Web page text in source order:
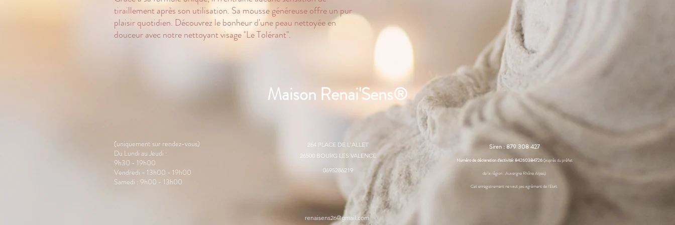
tiraillement après son utilisation. Sa mousse généreuse offre un pur
plaisir quotidien. Découvrez le bonheur d'une peau nettoyée en
douceur avec notre nettoyant visage "Le Tolérant".
Olea Europaea Fruit Oil, Butyrospermum Parkii Butter, Cocos
En français : huile d'olive bio, huile de coco bio, beurre de karité
bio, huile d'amande douce bio, argile blanche.
Maison Renai'Sens®️
(uniquement sur rendez-vous)
Du Lundi au Jeudi :
9h30 - 19h00
Vendredi - 13h00 - 19h00
Samedi : 9h00 - 13h00
264 PLACE DE L'ALLET
26500 BOURG LES VALENCE
0695286219
Siren : 879 308 427
Numéro de déclaration d'activité: 84260384726(auprès du préfet
de la région : Auvergne Rhône Alpes)
Cet enregistrement ne vaut pas agrément de l'Etat.
renaisens26@gmail.com